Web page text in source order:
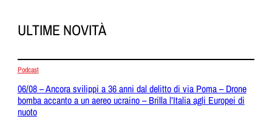
ULTIME NOVITÀ
Podcast
06/08 – Ancora svilippi a 36 anni dal delitto di via Poma – Drone
bomba accanto a un aereo ucraino – Brilla l’Italia agli Europei di
nuoto